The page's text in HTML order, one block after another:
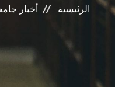
الرئيسية أخبار